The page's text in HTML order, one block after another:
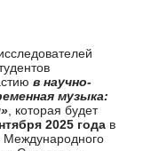
в научно-
музыка:
, которая будет
2025 года в
Международного